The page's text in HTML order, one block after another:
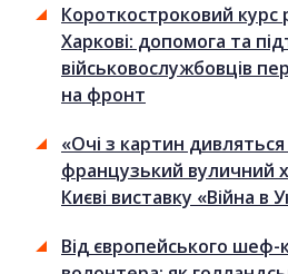
Короткостроковий курс
Харкові: допомога та
військовослужбовців
на фронт
«Очі з картин
французький вуличний
Києві виставку «Війна в
Від європейського шеф-